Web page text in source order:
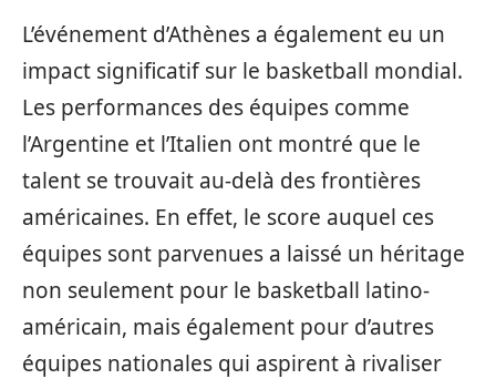
L’événement d’Athènes a également eu un
impact significatif sur le basketball mondial.
Les performances des équipes comme
l’Argentine et l’Italien ont montré que le
talent se trouvait au-delà des frontières
américaines. En effet, le score auquel ces
équipes sont parvenues a laissé un héritage
non seulement pour le basketball latino-
américain, mais également pour d’autres
équipes nationales qui aspirent à rivaliser